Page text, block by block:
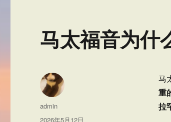
马太福音为什
马
重
拉
作
者
admin
发
2026年5月12日